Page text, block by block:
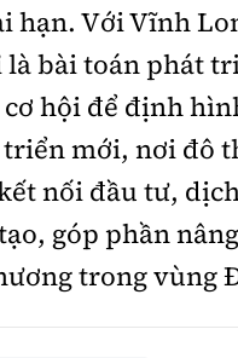
hạn. Với Vĩnh
là bài toán phát
cơ hội để định
mới, nơi đô
nối đầu tư,
góp phần
trong vùng